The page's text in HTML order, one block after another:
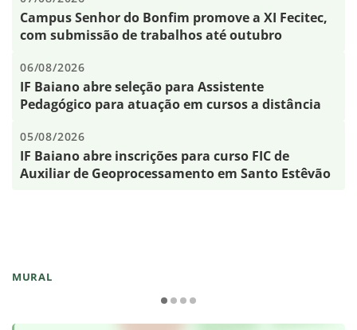
MURAL
Campus Senhor do Bonfim promove a XI Fecitec,
com submissão de trabalhos até outubro
06/08/2026
IF Baiano abre seleção para Assistente
Pedagógico para atuação em cursos a distância
05/08/2026
IF Baiano abre inscrições para curso FIC de
Auxiliar de Geoprocessamento em Santo Estêvão